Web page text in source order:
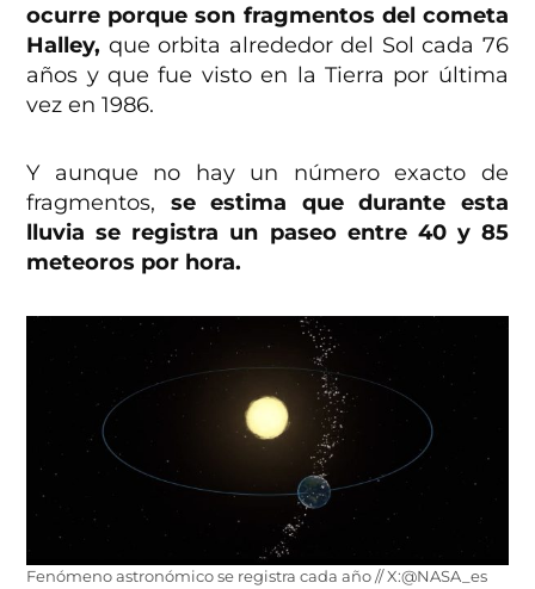
ocurre porque son fragmentos del cometa
Halley, que orbita alrededor del Sol cada 76
años y que fue visto en la Tierra por última
vez en 1986.
Y aunque no hay un número exacto de
fragmentos, se estima que durante esta
lluvia se registra un paseo entre 40 y 85
meteoros por hora.
Fenómeno astronómico se registra cada año // X:@NASA_es